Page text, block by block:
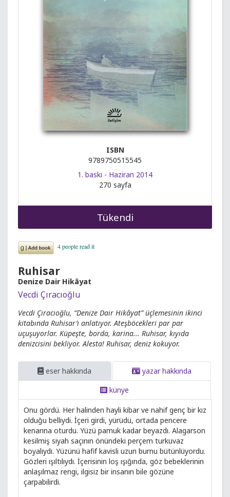
ISBN
9789750515545
1. baskı - Haziran 2014
270 sayfa
Tükendi
Ruhisar
Denize Dair Hikâyat
Vecdi Çıracıoğlu
Vecdi Çıracıoğlu, “Denize Dair Hikâyat” üçlemesinin ikinci
kitabında Ruhisar’ı anlatıyor. Ateşböcekleri par par
uçuşuyorlar. Küpeşte, borda, karina... Ruhisar, kıyıda
denizcisini bekliyor. Alesta! Ruhisar, deniz kokuyor.
eser hakkında
yazar hakkında
künye
Onu gördü. Her halinden hayli kibar ve nahif genç bir kız
olduğu belliydi. İçeri girdi, yürüdü, ortada pencere
kenarına oturdu. Yüzü pamuk kadar beyazdı. Alagarson
kesilmiş siyah saçının önündeki perçem turkuvaz
boyalıydı. Yüzünü hafif kavisli uzun burnu bütünlüyordu.
Gözleri ışıltılıydı. İçerisinin loş ışığında, göz bebeklerinin
anlaşılmaz rengi, ilgisiz bir insanın bile gözüne
çarpabilirdi.